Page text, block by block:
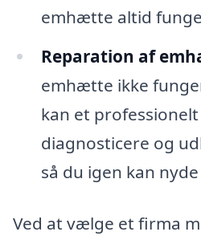
emhætte altid
Reparation af
emhætte ikke
kan et
diagnosticere og
så du igen kan
Ved at vælge et firma